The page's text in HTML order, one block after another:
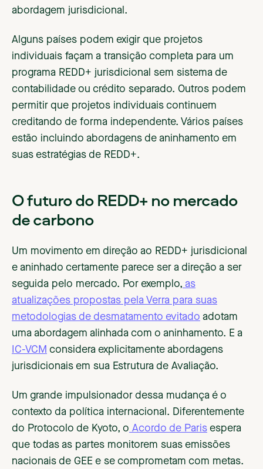
abordagem jurisdicional.
Alguns países podem exigir que projetos
individuais façam a transição completa para um
programa REDD+ jurisdicional sem sistema de
contabilidade ou crédito separado. Outros podem
permitir que projetos individuais continuem
creditando de forma independente. Vários países
estão incluindo abordagens de aninhamento em
suas estratégias de REDD+.
O futuro do REDD+ no mercado
de carbono
Um movimento em direção ao REDD+ jurisdicional
e aninhado certamente parece ser a direção a ser
seguida pelo mercado. Por exemplo, as
atualizações propostas pela Verra para suas
metodologias de desmatamento evitado adotam
uma abordagem alinhada com o aninhamento. E a
IC-VCM considera explicitamente abordagens
jurisdicionais em sua Estrutura de Avaliação.
Um grande impulsionador dessa mudança é o
contexto da política internacional. Diferentemente
do Protocolo de Kyoto, o Acordo de Paris espera
que todas as partes monitorem suas emissões
nacionais de GEE e se comprometam com metas.